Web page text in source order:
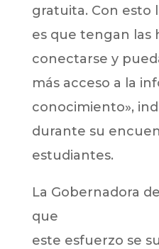
gratuita. Con esto
es que tengan las
conectarse y
más acceso a la
conocimiento»,
durante su
estudiantes.
La Gobernadora
que
este esfuerzo se